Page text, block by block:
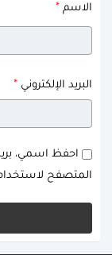
الاسم *
البريد الإلكتروني *
احفظ اسمي،
المتصفح